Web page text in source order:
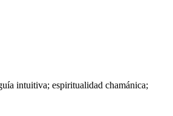
intuitiva; espiritualidad chamánica;